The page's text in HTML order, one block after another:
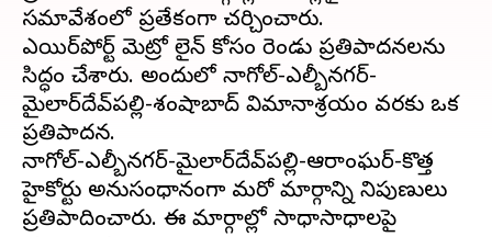
సమావేశంలో ప్రత్యేకంగా చర్చించారు.
ఎయిర్‌పోర్ట్ మెట్రో లైన్ కోసం రెండు ప్రతిపాదనలను
సిద్ధం చేశారు. అందులో నాగోల్‌-ఎల్బీనగర్‌-
మైలార్‌దేవ్‌పల్లి-శంషాబాద్‌ విమానాశ్రయం వరకు ఒక
ప్రతిపాదన.
నాగోల్‌-ఎల్బీనగర్‌-మైలార్‌దేవ్‌పల్లి-ఆరాంఘర్‌-కొత్త
హైకోర్టు అనుసంధానంగా మరో మార్గాన్ని నిపుణులు
ప్రతిపాదించారు. ఈ మార్గాల్లో సాధ్యాసాధ్యాలపై